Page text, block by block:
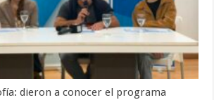
dieron a conocer el programa